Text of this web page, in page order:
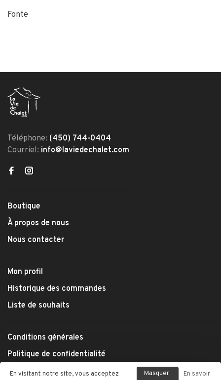
Fonte
Téléphone: (450) 744-0404
Courriel: info@laviedechalet.com
Boutique
À propos de nous
Nous contacter
Mon profil
Historique des commandes
Liste de souhaits
Conditions générales
Politique de confidentialité
Modes de paiement
En visitant notre site, vous acceptez Masquer En savoir